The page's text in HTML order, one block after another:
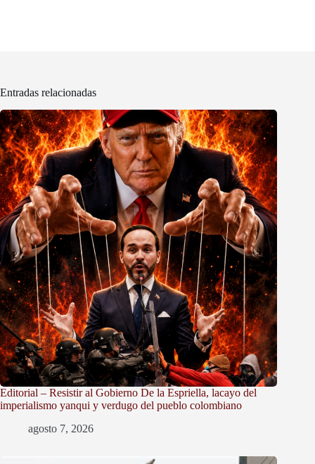
Entradas relacionadas
Editorial – Resistir al Gobierno De la Espriella, lacayo del
imperialismo yanqui y verdugo del pueblo colombiano
agosto 7, 2026